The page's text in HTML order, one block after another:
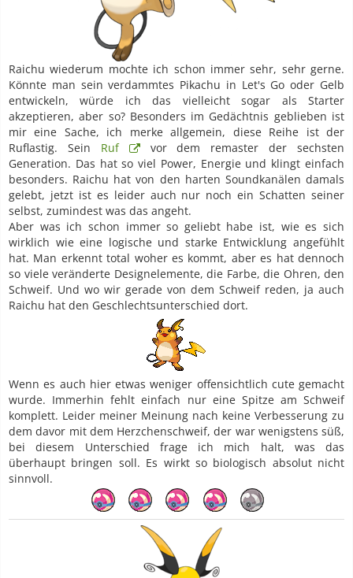
Raichu wiederum mochte ich schon immer sehr, sehr gerne.
Könnte man sein verdammtes Pikachu in Let's Go oder Gelb
entwickeln, würde ich das vielleicht sogar als Starter
akzeptieren, aber so? Besonders im Gedächtnis geblieben ist
mir eine Sache, ich merke allgemein, diese Reihe ist der
Ruflastig. Sein Ruf
vor dem remaster der sechsten
Generation. Das hat so viel Power, Energie und klingt einfach
besonders. Raichu hat von den harten Soundkanälen damals
gelebt, jetzt ist es leider auch nur noch ein Schatten seiner
selbst, zumindest was das angeht.
Aber was ich schon immer so geliebt habe ist, wie es sich
wirklich wie eine logische und starke Entwicklung angefühlt
hat. Man erkennt total woher es kommt, aber es hat dennoch
so viele veränderte Designelemente, die Farbe, die Ohren, den
Schweif. Und wo wir gerade von dem Schweif reden, ja auch
Raichu hat den Geschlechtsunterschied dort.
Wenn es auch hier etwas weniger offensichtlich cute gemacht
wurde. Immerhin fehlt einfach nur eine Spitze am Schweif
komplett. Leider meiner Meinung nach keine Verbesserung zu
dem davor mit dem Herzchenschweif, der war wenigstens süß,
bei diesem Unterschied frage ich mich halt, was das
überhaupt bringen soll. Es wirkt so biologisch absolut nicht
sinnvoll.